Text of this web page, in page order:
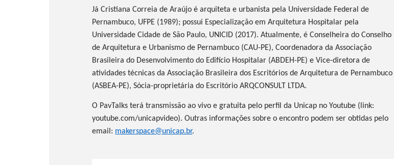
Já Cristiana Correia de Araújo é arquiteta e urbanista pela Universidade Federal de
Pernambuco, UFPE (1989); possui Especialização em Arquitetura Hospitalar pela
Universidade Cidade de São Paulo, UNICID (2017). Atualmente, é Conselheira do Conselho
de Arquitetura e Urbanismo de Pernambuco (CAU-PE), Coordenadora da Associação
Brasileira do Desenvolvimento do Edifício Hospitalar (ABDEH-PE) e Vice-diretora de
atividades técnicas da Associação Brasileira dos Escritórios de Arquitetura de Pernambuco
(ASBEA-PE), Sócia-proprietária do Escritório ARQCONSULT LTDA.
O PavTalks terá transmissão ao vivo e gratuita pelo perfil da Unicap no Youtube (link:
youtube.com/unicapvideo). Outras informações sobre o encontro podem ser obtidas pelo
email: makerspace@unicap.br.